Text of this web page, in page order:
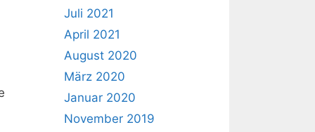
Juli 2021
April 2021
August 2020
März 2020
Januar 2020
November 2019